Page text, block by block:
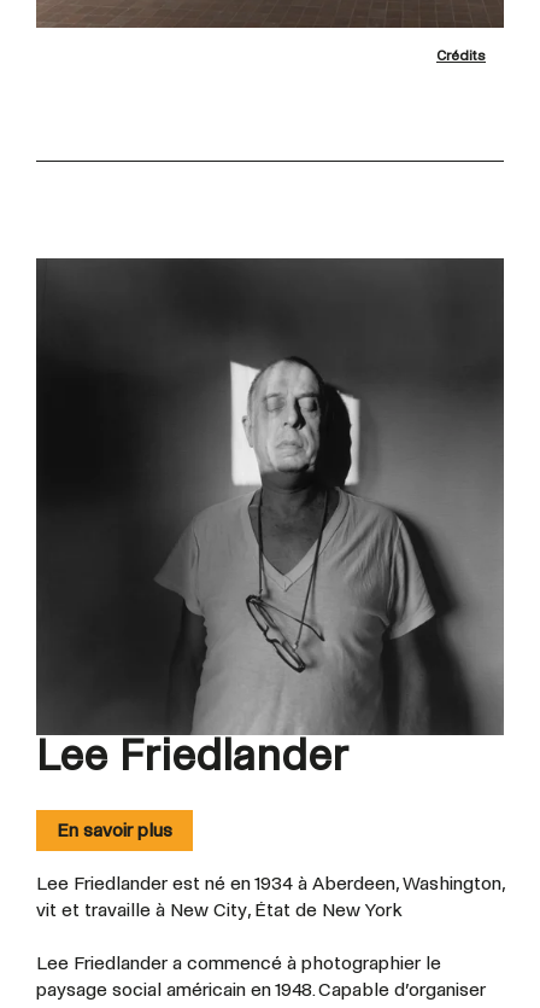
Crédits
Lee Friedlander
En savoir plus
Lee Friedlander est né en 1934 à Aberdeen, Washington,
vit et travaille à New City, État de New York
Lee Friedlander a commencé à photographier le
paysage social américain en 1948. Capable d’organiser